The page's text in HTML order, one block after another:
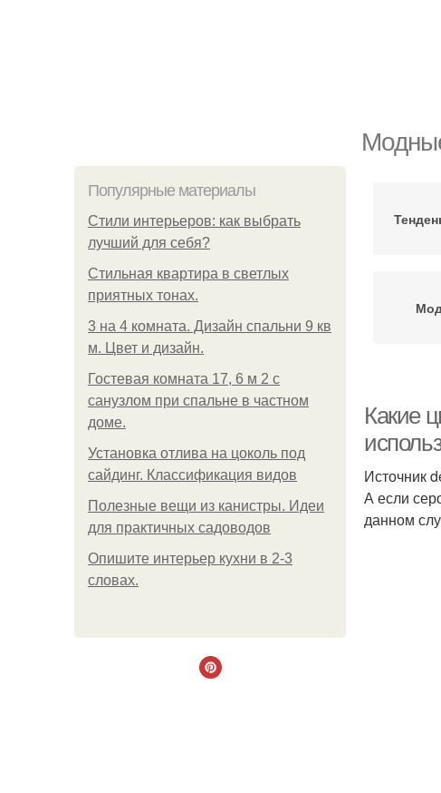
Популярные материалы
Стили интерьеров: как выбрать
лучший для себя?
Стильная квартира в светлых
приятных тонах.
3 на 4 комната. Дизайн спальни 9 кв
м. Цвет и дизайн.
Гостевая комната 17, 6 м 2 с
санузлом при спальне в частном
доме.
Установка отлива на цоколь под
сайдинг. Классификация видов
Полезные вещи из канистры. Идеи
для практичных садоводов
Опишите интерьер кухни в 2-3
словах.
Какие
Источник
А если
данном